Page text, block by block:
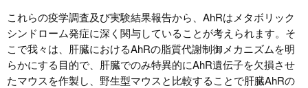
これらの疫学調査及び実験結果報告から、AhRはメタボリック
シンドローム発症に深く関与していることが考えられます。そ
こで我々は、肝臓におけるAhRの脂質代謝制御メカニズムを明
らかにする目的で、肝臓でのみ特異的にAhR遺伝子を欠損させ
たマウスを作製し、野生型マウスと比較することで肝臓AhRの